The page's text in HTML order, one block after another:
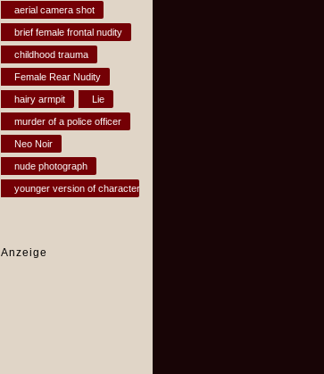
aerial camera shot
brief female frontal nudity
childhood trauma
Female Rear Nudity
hairy armpit Lie
murder of a police officer
Neo Noir
nude photograph
younger version of character
Anzeige